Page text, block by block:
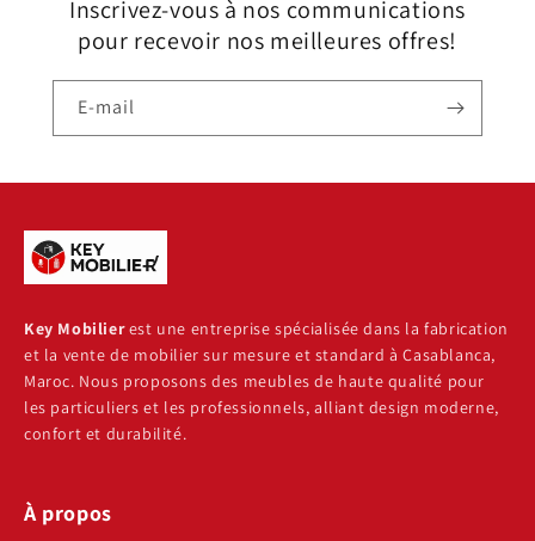
Inscrivez-vous à nos communications
pour recevoir nos meilleures offres!
E-mail
Key Mobilierest une entreprise spécialisée dans la fabrication
et la vente de mobilier sur mesure et standard à Casablanca,
Maroc. Nous proposons des meubles de haute qualité pour
les particuliers et les professionnels, alliant design moderne,
confort et durabilité.
À propos